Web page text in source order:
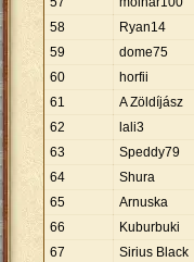
58
Ryan14
59
dome75
60
horfii
61
A Zöldíjász
62
lali3
63
Speddy79
64
Shura
65
Arnuska
66
Kuburbuki
67
Sirius Black